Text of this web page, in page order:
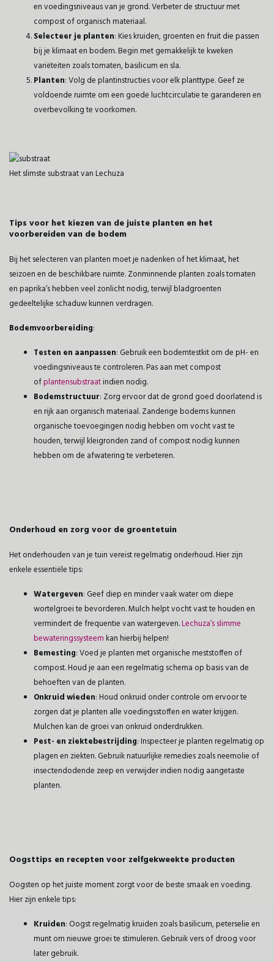
en voedingsniveaus van je grond. Verbeter de structuur met
compost of organisch materiaal.
Selecteer je planten: Kies kruiden, groenten en fruit die passen
bij je klimaat en bodem. Begin met gemakkelijk te kweken
variëteiten zoals tomaten, basilicum en sla.
Planten: Volg de plantinstructies voor elk planttype. Geef ze
voldoende ruimte om een goede luchtcirculatie te garanderen en
overbevolking te voorkomen.
Het slimste substraat van Lechuza
Tips voor het kiezen van de juiste planten en het
voorbereiden van de bodem
Bij het selecteren van planten moet je nadenken of het klimaat, het
seizoen en de beschikbare ruimte. Zonminnende planten zoals tomaten
en paprika’s hebben veel zonlicht nodig, terwijl bladgroenten
gedeeltelijke schaduw kunnen verdragen.
Bodemvoorbereiding:
Testen en aanpassen: Gebruik een bodemtestkit om de pH- en
voedingsniveaus te controleren. Pas aan met compost
ofplantensubstraatindien nodig.
Bodemstructuur: Zorg ervoor dat de grond goed doorlatend is
en rijk aan organisch materiaal. Zanderige bodems kunnen
organische toevoegingen nodig hebben om vocht vast te
houden, terwijl kleigronden zand of compost nodig kunnen
hebben om de afwatering te verbeteren.
Onderhoud en zorg voor de groentetuin
Het onderhouden van je tuin vereist regelmatig onderhoud. Hier zijn
enkele essentiële tips:
Watergeven: Geef diep en minder vaak water om diepe
wortelgroei te bevorderen. Mulch helpt vocht vast te houden en
vermindert de frequentie van watergeven.Lechuza’s slimme
bewateringssysteemkan hierbij helpen!
Bemesting: Voed je planten met organische meststoffen of
compost. Houd je aan een regelmatig schema op basis van de
behoeften van de planten.
Onkruid wieden: Houd onkruid onder controle om ervoor te
zorgen dat je planten alle voedingsstoffen en water krijgen.
Mulchen kan de groei van onkruid onderdrukken.
Pest- en ziektebestrijding: Inspecteer je planten regelmatig op
plagen en ziekten. Gebruik natuurlijke remedies zoals neemolie of
insectendodende zeep en verwijder indien nodig aangetaste
planten.
Oogsttips en recepten voor zelfgekweekte producten
Oogsten op het juiste moment zorgt voor de beste smaak en voeding.
Hier zijn enkele tips:
Kruiden: Oogst regelmatig kruiden zoals basilicum, peterselie en
munt om nieuwe groei te stimuleren. Gebruik vers of droog voor
later gebruik.